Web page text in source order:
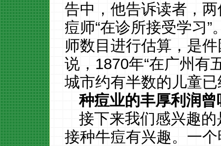
告中，他告诉读者，
痘师“在诊所接受学习
师数目进行估算，是
说，1870年“在广州有
城市约有半数的儿童
种痘业的丰厚利润
接下来我们感兴趣
接种牛痘有兴趣。一